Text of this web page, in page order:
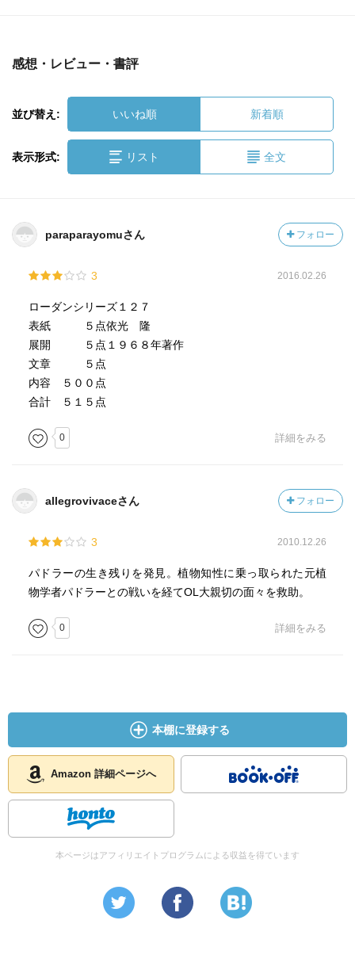
感想・レビュー・書評
並び替え: いいね順 新着順
表示形式: リスト 全文
paraparayomuさん フォロー
3 2016.02.26
ローダンシリーズ１２７
表紙 ５点依光 隆
展開 ５点１９６８年著作
文章 ５点
内容 ５００点
合計 ５１５点
0 詳細をみる
allegrovivaceさん フォロー
3 2010.12.26
パドラーの生き残りを発見。植物知性に乗っ取られた元植
物学者パドラーとの戦いを経てOL大親切の面々を救助。
0 詳細をみる
本棚に登録する
Amazon 詳細ページへ
本ページはアフィリエイトプログラムによる収益を得ています